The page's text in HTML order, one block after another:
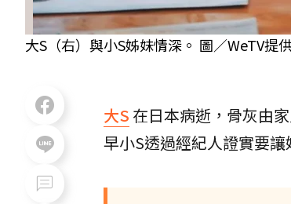
大S（右）與小S姊妹情深。 圖／WeTV提供
大S 在日本病逝，骨灰由
早小S透過經紀人證實要